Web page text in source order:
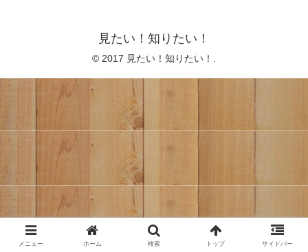
見たい！知りたい！
© 2017 見たい！知りたい！.
メニュー ホーム 検索 トップ サイドバー